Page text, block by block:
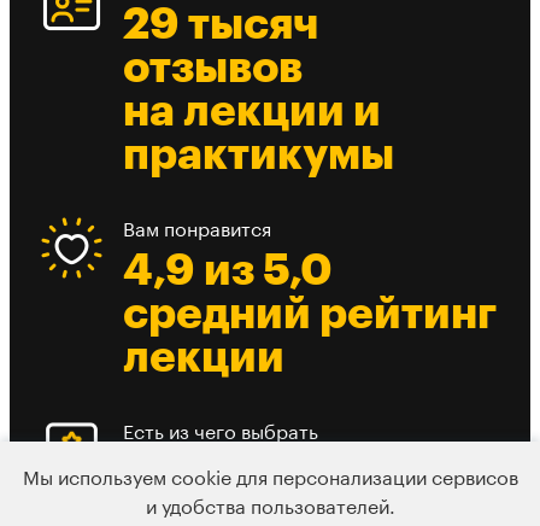
29 тысяч
отзывов
на лекции и
практикумы
Вам понравится
4,9 из 5,0
средний рейтинг
лекции
Есть из чего выбрать
До 10 разных
вебинаров в
Мы используем cookie для персонализации сервисов
и удобства пользователей.